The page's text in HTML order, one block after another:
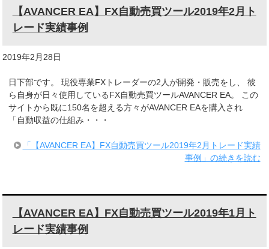
【AVANCER EA】FX自動売買ツール2019年2月ト
レード実績事例
2019年2月28日
日下部です。 現役専業FXトレーダーの2人が開発・販売をし、 彼
ら自身が日々使用しているFX自動売買ツールAVANCER EA。 この
サイトから既に150名を超える方々がAVANCER EAを購入され
「自動収益の仕組み・・・
「【AVANCER EA】FX自動売買ツール2019年2月トレード実績
事例」の続きを読む
【AVANCER EA】FX自動売買ツール2019年1月ト
レード実績事例